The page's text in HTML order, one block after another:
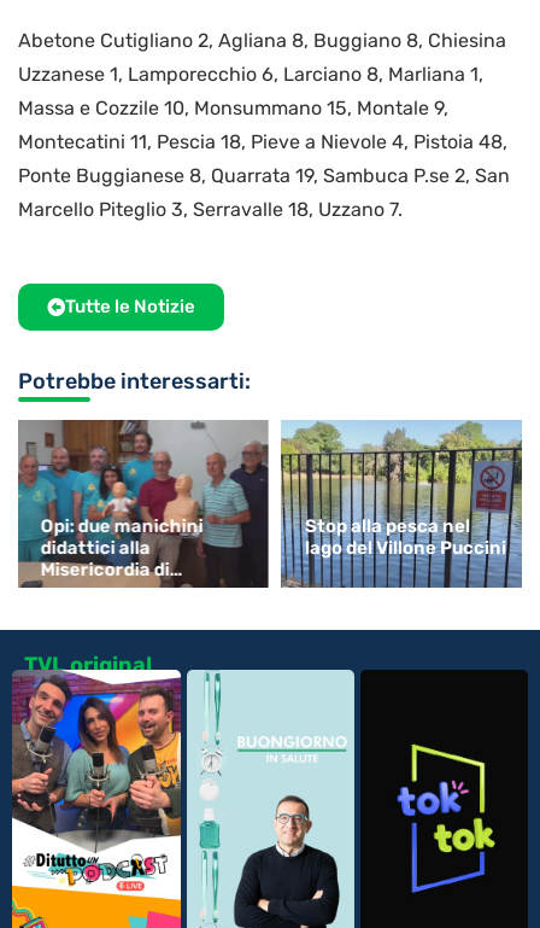
Abetone Cutigliano 2, Agliana 8, Buggiano 8, Chiesina
Uzzanese 1, Lamporecchio 6, Larciano 8, Marliana 1,
Massa e Cozzile 10, Monsummano 15, Montale 9,
Montecatini 11, Pescia 18, Pieve a Nievole 4, Pistoia 48,
Ponte Buggianese 8, Quarrata 19, Sambuca P.se 2, San
Marcello Piteglio 3, Serravalle 18, Uzzano 7.
Tutte le Notizie
Potrebbe interessarti:
Opi: due manichini
didattici alla
Misericordia di
Monsummano
Stop alla pesca nel
lago del Villone Puccini
TVL original